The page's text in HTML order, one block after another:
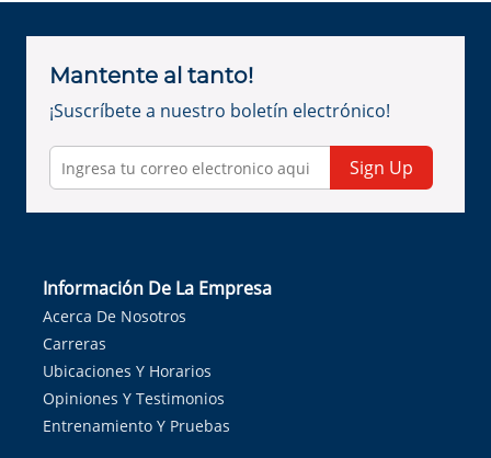
Mantente al tanto!
¡Suscríbete a nuestro boletín electrónico!
Sign Up
Información De La Empresa
Acerca De Nosotros
Carreras
Ubicaciones Y Horarios
Opiniones Y Testimonios
Entrenamiento Y Pruebas